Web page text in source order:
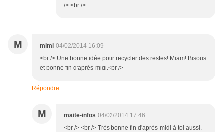
/> <br />
M mimi 04/02/2014 16:09
<br /> Une bonne idée pour recycler des restes! Miam! Bisous
et bonne fin d'après-midi.<br />
Répondre
M maite-infos 04/02/2014 17:46
<br /> <br /> Très bonne fin d'après-midi à toi aussi.